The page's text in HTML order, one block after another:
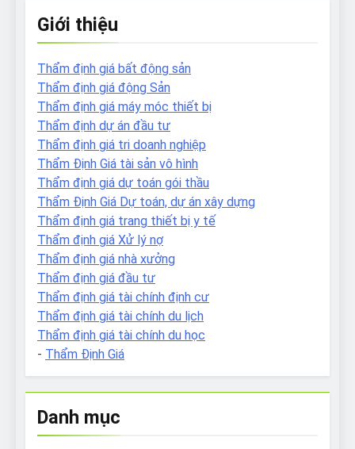
Giới thiệu
Thẩm định giá bất động sản
Thẩm định giá động Sản
Thẩm định giá máy móc thiết bị
Thẩm định dự án đầu tư
Thẩm định giá tri doanh nghiệp
Thẩm Định Giá tài sản vô hình
Thẩm định giá dự toán gói thầu
Thẩm Định Giá Dự toán, dự án xây dựng
Thẩm định giá trang thiết bị y tế
Thẩm định giá Xử lý nợ
Thẩm định giá nhà xưởng
Thẩm định giá đầu tư
Thẩm định giá tài chính định cư
Thẩm định giá tài chính du lịch
Thẩm định giá tài chính du học
- Thẩm Định Giá
Danh mục